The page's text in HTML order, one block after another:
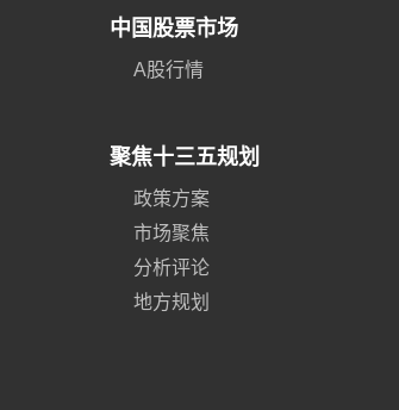
中国股票市场
A股行情
聚焦十三五规划
政策方案
市场聚焦
分析评论
地方规划